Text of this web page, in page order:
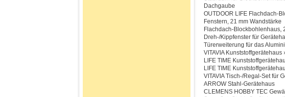
Dachgaube
OUTDOOR LIFE Flachdach-
Fenstern, 21 mm Wandstärke
Flachdach-Blockbohlenhaus,
Dreh-/Kippfenster für
Türerweiterung für das
VITAVIA Kunststoffgerätehaus
LIFE TIME
LIFE TIME
VITAVIA Tisch-/Regal-Set für
ARROW Stahl-Gerätehaus
CLEMENS HOBBY TEC